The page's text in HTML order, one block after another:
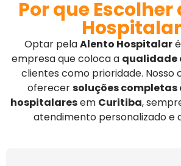
Por que
Optar pelaAlento Hospitalaré
empresa que coloca a qualidade
clientes como prioridade. Nosso
oferecersoluções completas
hospitalaresem Curitiba,
atendimento personalizado e